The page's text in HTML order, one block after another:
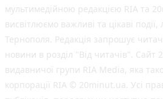
мультимедійною редакцією RIA та
висвітлюємо важливі та цікаві
Тернополя. Редакція запрошує
новини в розділ "Від читачів". Сайт
видавничої групи RIA Media, яка
корпорації RIA © 20minut.ua. Усі